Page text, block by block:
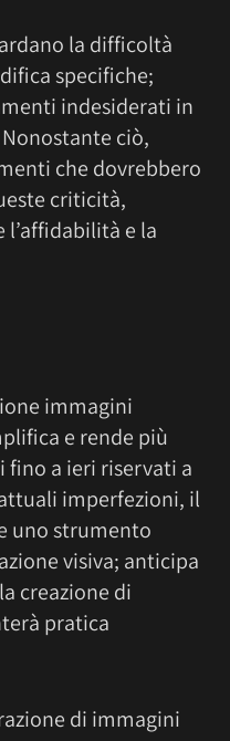
la difficoltà
specifiche;
indesiderati in
ciò,
che dovrebbero
criticità,
e la
immagini
e rende più
fino a ieri riservati a
imperfezioni, il
uno strumento
visiva; anticipa
creazione di
pratica
di immagini